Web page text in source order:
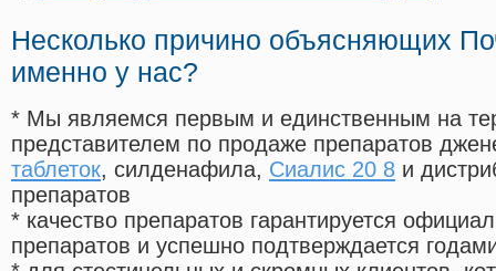
Несколько причино объясняющих
именно у нас?
* Мы являемся первым и единственным на
представителем по продаже препаратов
таблеток, силденафила, Сиалис 20 8 и
препаратов
* качество препаратов гарантируется
препаратов и успешно подтверждается